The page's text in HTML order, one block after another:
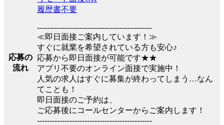
応募の
流れ
履歴書不要
----------------------------------------------
≪即日面接ご案内しています！≫
すぐに就業を希望されている方も安心♪
応募から即日面接が可能です★★
アプリ不要のオンライン面接で実施中！
人気の求人はすぐに募集が終わってしまう…なん
てことも！
即日面接のご予約は、
ご応募後にコールセンターからご案内します！
----------------------------------------------